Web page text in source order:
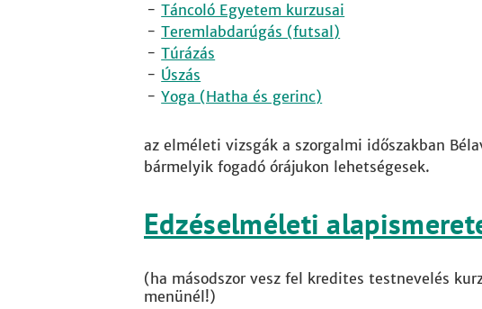
Táncoló Egyetem kurzusai
Teremlabdarúgás (futsal)
Túrázás
Úszás
Yoga (Hatha és gerinc)
az elméleti vizsgák a szorgalmi időszakban
bármelyik fogadó órájukon lehetségesek.
Edzéselméleti
(ha másodszor vesz fel kredites testnevelés
menünél!)